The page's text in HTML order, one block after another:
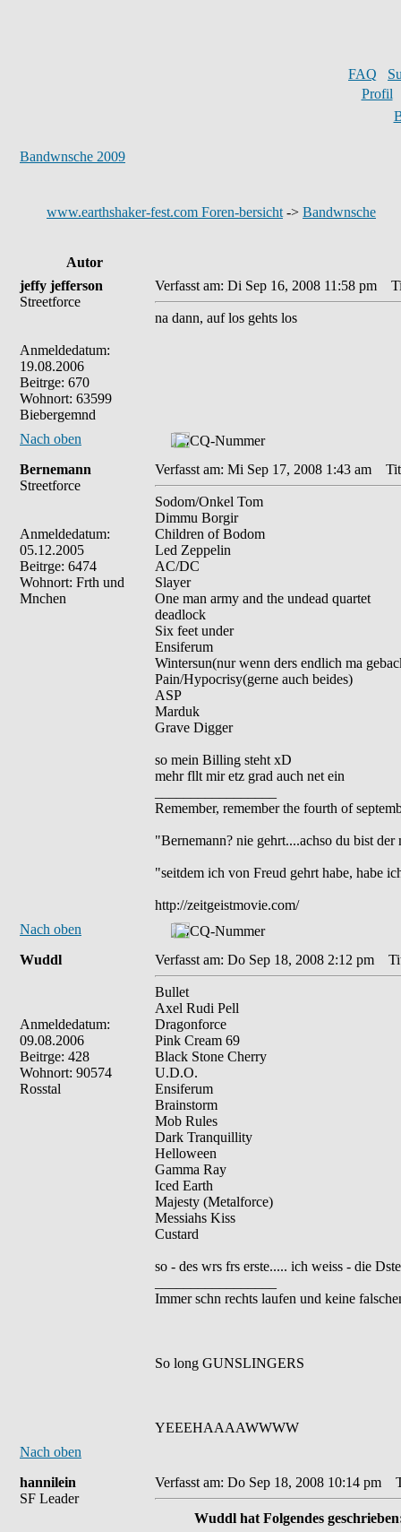
FAQ
Profil
Bandwnsche 2009
www.earthshaker-fest.com Foren-bersicht -> Bandwnsche
Autor
jeffy jefferson
Streetforce
Anmeldedatum:
19.08.2006
Beitrge: 670
Wohnort: 63599
Biebergemnd
Verfasst am: Di Sep 16, 2008 11:58 pm
na dann, auf los gehts los
Nach oben
Bernemann
Streetforce
Anmeldedatum:
05.12.2005
Beitrge: 6474
Wohnort: Frth und
Mnchen
Verfasst am: Mi Sep 17, 2008 1:43 am
Sodom/Onkel Tom
Dimmu Borgir
Children of Bodom
Led Zeppelin
AC/DC
Slayer
One man army and the undead quartet
deadlock
Six feet under
Ensiferum
Wintersun(nur wenn ders endlich ma
Pain/Hypocrisy(gerne auch beides)
ASP
Marduk
Grave Digger
so mein Billing steht xD
mehr fllt mir etz grad auch net ein
Remember, remember the fourth of
"Bernemann? nie gehrt....achso du bist
"seitdem ich von Freud gehrt habe, habe
http://zeitgeistmovie.com/
Nach oben
Wuddl
Anmeldedatum:
09.08.2006
Beitrge: 428
Wohnort: 90574
Rosstal
Verfasst am: Do Sep 18, 2008 2:12 pm
Bullet
Axel Rudi Pell
Dragonforce
Pink Cream 69
Black Stone Cherry
U.D.O.
Ensiferum
Brainstorm
Mob Rules
Dark Tranquillity
Helloween
Gamma Ray
Iced Earth
Majesty (Metalforce)
Messiahs Kiss
Custard
so - des wrs frs erste..... ich weiss - die
Immer schn rechts laufen und keine
So long GUNSLINGERS
YEEEHAAAAWWWW
Nach oben
hannilein
SF Leader
Verfasst am: Do Sep 18, 2008 10:14 pm
Wuddl hat Folgendes